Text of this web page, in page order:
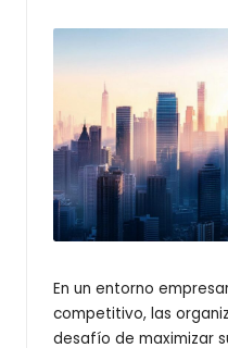
En un entorno
competitivo, las
desafío de maximizar